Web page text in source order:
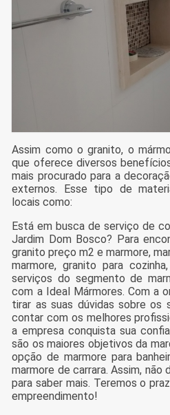
Assim como o granito, o
que oferece diversos
mais procurado para a
externos. Esse tipo de
locais como:
Está em busca de serviço de
Jardim Dom Bosco? Para
granito preço m2 e marmore,
marmore, granito para
serviços do segmento de
com a Ideal Mármores. Com a
tirar as suas dúvidas sobre os
contar com os melhores
a empresa conquista sua
são os maiores objetivos da
opção de marmore para
marmore de carrara. Assim,
para saber mais. Teremos o
empreendimento!